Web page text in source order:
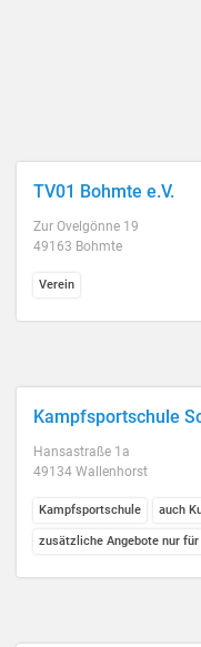
TV01 Bohmte e.V.
Zur Ovelgönne 19
49163 Bohmte
Verein
Kampfsportschule
Hansastraße 1a
49134 Wallenhorst
Kampfsportschule auch
zusätzliche Angebote nur für